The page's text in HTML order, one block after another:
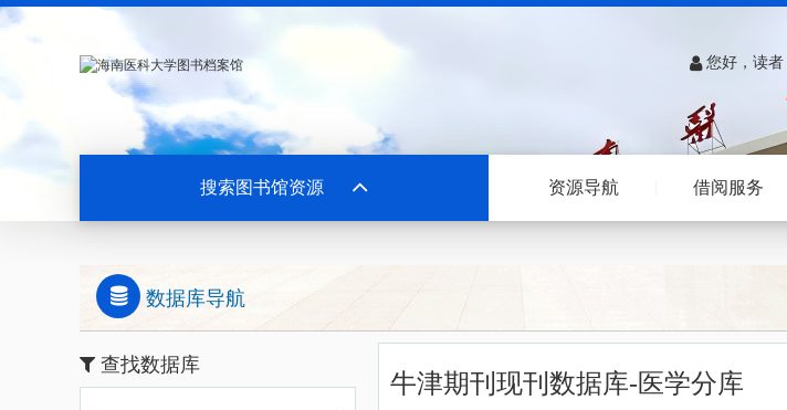
您好，读者
搜索图书馆资源 资源导航 借阅服务
数据库导航
查找数据库
牛津期刊现刊数据库-医学分库